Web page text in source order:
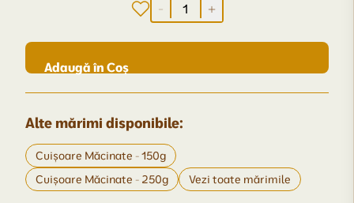
- +
Adaugă în Coș
Alte mărimi disponibile:
Cuișoare Măcinate - 150g
Cuișoare Măcinate - 250g
Vezi toate mărimile